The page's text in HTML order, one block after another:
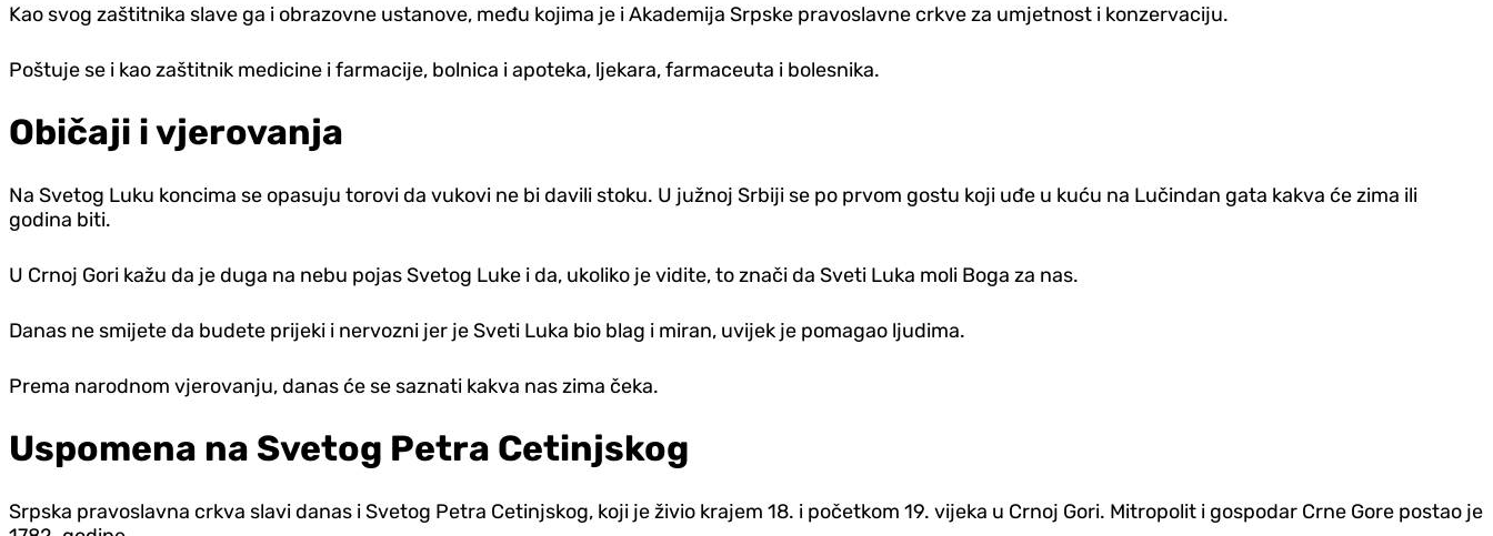
Kao svog zaštitnika slave ga i obrazovne ustanove, među kojima je i Akademija Srpske pravoslavne crkve za umjetnost i konzervaciju.
Poštuje se i kao zaštitnik medicine i farmacije, bolnica i apoteka, ljekara, farmaceuta i bolesnika.
Običaji i vjerovanja
Na Svetog Luku koncima se opasuju torovi da vukovi ne bi davili stoku. U južnoj Srbiji se po prvom gostu koji uđe u kuću na Lučindan gata kakva će zima ili
godina biti.
U Crnoj Gori kažu da je duga na nebu pojas Svetog Luke i da, ukoliko je vidite, to znači da Sveti Luka moli Boga za nas.
Danas ne smijete da budete prijeki i nervozni jer je Sveti Luka bio blag i miran, uvijek je pomagao ljudima.
Prema narodnom vjerovanju, danas će se saznati kakva nas zima čeka.
Uspomena na Svetog Petra Cetinjskog
Srpska pravoslavna crkva slavi danas i Svetog Petra Cetinjskog, koji je živio krajem 18. i početkom 19. vijeka u Crnoj Gori. Mitropolit i gospodar Crne Gore postao je